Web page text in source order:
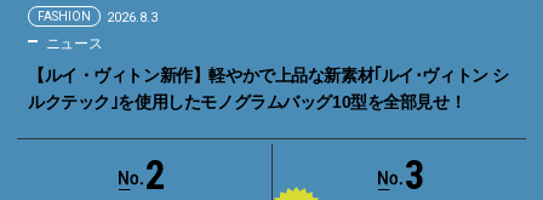
FASHION 2026.8.3
ニュース
【ルイ・ヴィトン新作】軽やかで上品な新素材｢ルイ･ヴィトン シ
ルクテック｣を使用したモノグラムバッグ10型を全部見せ！
2 3